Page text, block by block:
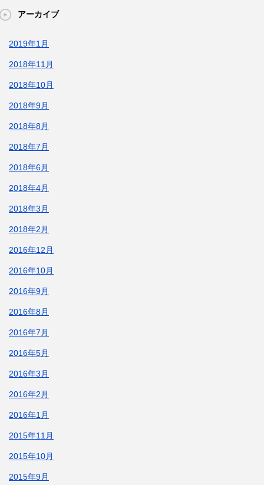
アーカイブ
2019年1月
2018年11月
2018年10月
2018年9月
2018年8月
2018年7月
2018年6月
2018年4月
2018年3月
2018年2月
2016年12月
2016年10月
2016年9月
2016年8月
2016年7月
2016年5月
2016年3月
2016年2月
2016年1月
2015年11月
2015年10月
2015年9月